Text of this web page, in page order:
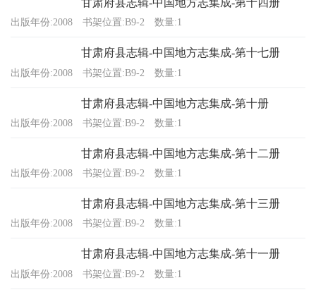
甘肃府县志辑-中国地方志集成-第十四册
出版年份:2008 书架位置:B9-2 数量:1
甘肃府县志辑-中国地方志集成-第十七册
出版年份:2008 书架位置:B9-2 数量:1
甘肃府县志辑-中国地方志集成-第十册
出版年份:2008 书架位置:B9-2 数量:1
甘肃府县志辑-中国地方志集成-第十二册
出版年份:2008 书架位置:B9-2 数量:1
甘肃府县志辑-中国地方志集成-第十三册
出版年份:2008 书架位置:B9-2 数量:1
甘肃府县志辑-中国地方志集成-第十一册
出版年份:2008 书架位置:B9-2 数量:1